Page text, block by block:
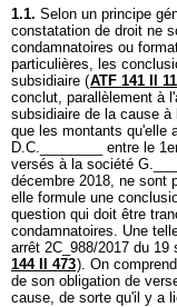
1.1. Selon un principe
constatation de droit ne
condamnatoires ou
particulières, les
subsidiaire (ATF 141 II
conclut, parallèlement à
subsidiaire de la cause
que les montants qu'elle
D.C.________ entre le
versés à la société
décembre 2018, ne sont
elle formule une
question qui doit être
condamnatoires. Une
arrêt 2C_988/2017 du
144 II 473). On
de son obligation de
cause, de sorte qu'il y a